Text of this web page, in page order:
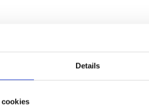
Details
60 bucati)